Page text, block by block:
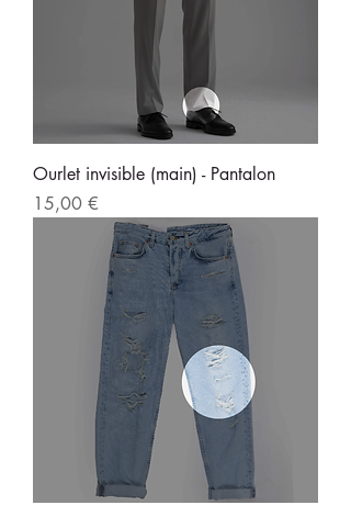
Ourlet invisible (main) - Pantalon
Prix
15,00 €